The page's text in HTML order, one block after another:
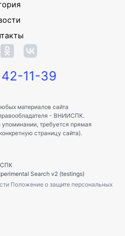
11-39
материалов сайта
- ВНИИСПК.
требуется прямая
страницу сайта).
Search v2 (testings)
Положение о защите персональных